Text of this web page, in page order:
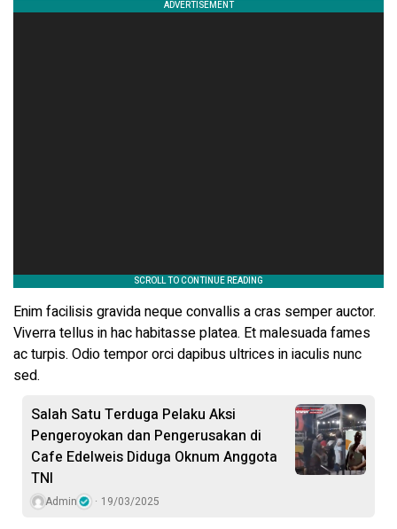
Enim facilisis gravida neque convallis a cras semper auctor.
Viverra tellus in hac habitasse platea. Et malesuada fames
ac turpis. Odio tempor orci dapibus ultrices in iaculis nunc
sed.
Salah Satu Terduga Pelaku Aksi
Pengeroyokan dan Pengerusakan di
Cafe Edelweis Diduga Oknum Anggota
TNI
Admin 19/03/2025